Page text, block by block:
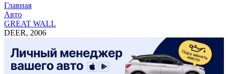
Главная
Авто
GREAT WALL
DEER, 2006